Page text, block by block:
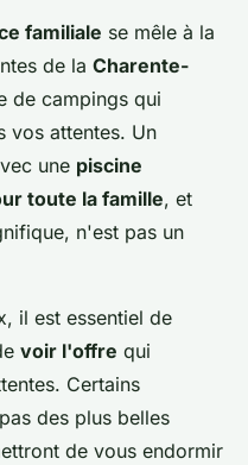
familiale se mêle à la
de la Charente-
de campings qui
vos attentes. Un
une piscine
toute la famille, et
n'est pas un
il est essentiel de
voir l'offre qui
Certains
des plus belles
de vous endormir